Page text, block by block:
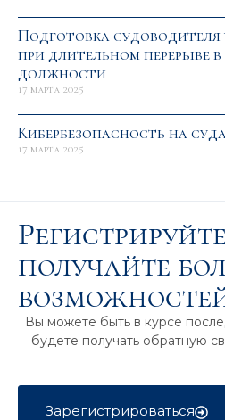
Подготовка судоводителя
при длительном перерыве в
должности
17 марта 2025
Кибербезопасность на
17 марта 2025
получайте
Вы можете быть в курсе
будете получать обратную
Зарегистрироваться